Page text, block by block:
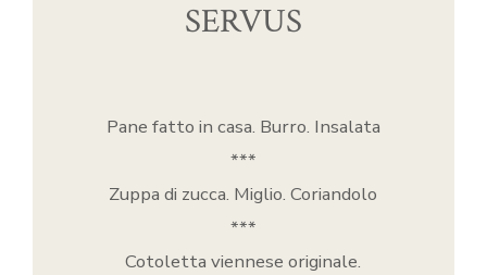
SERVUS
Pane fatto in casa. Burro. Insalata
***
Zuppa di zucca. Miglio. Coriandolo
***
Cotoletta viennese originale.